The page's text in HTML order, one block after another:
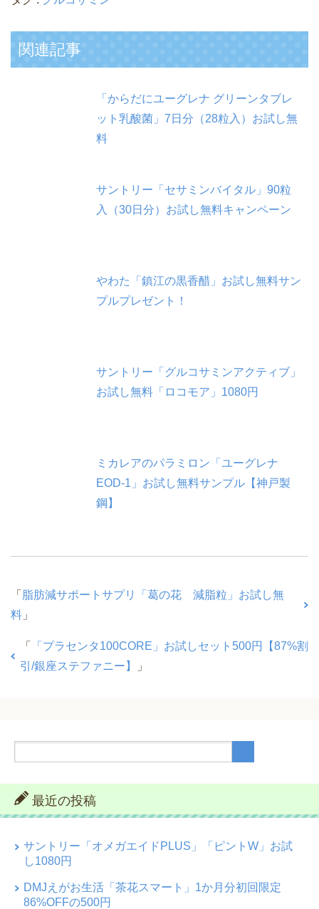
関連記事
「からだにユーグレナ グリーンタブレ
ット乳酸菌」7日分（28粒入）お試し無
料
サントリー「セサミンバイタル」90粒
入（30日分）お試し無料キャンペーン
やわた「鎮江の黒香醋」お試し無料サン
プルプレゼント！
サントリー「グルコサミンアクティブ」
お試し無料「ロコモア」1080円
ミカレアのパラミロン「ユーグレナ
EOD-1」お試し無料サンプル【神戸製
鋼】
「 脂肪減サポートサプリ「葛の花 減脂粒」お試し無
料 」
「
「プラセンタ100CORE」お試しセット500円【87%割
引/銀座ステファニー】
」
最近の投稿
サントリー「オメガエイドPLUS」「ピントW」お試
し1080円
DMJえがお生活「茶花スマート」1か月分初回限定
86%OFFの500円